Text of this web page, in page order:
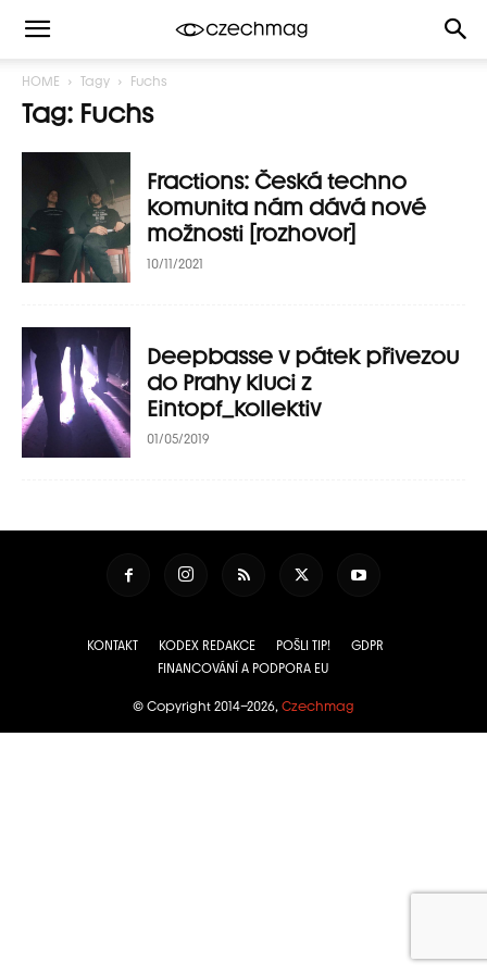
HOME Tagy Fuchs
Tag: Fuchs
Fractions: Česká techno
komunita nám dává nové
možnosti [rozhovor]
10/11/2021
Deepbasse v pátek přivezou
do Prahy kluci z
Eintopf_kollektiv
01/05/2019
KONTAKT KODEX REDAKCE POŠLI TIP!
GDPR
FINANCOVÁNÍ A PODPORA EU
© Copyright 2014–2026, Czechmag